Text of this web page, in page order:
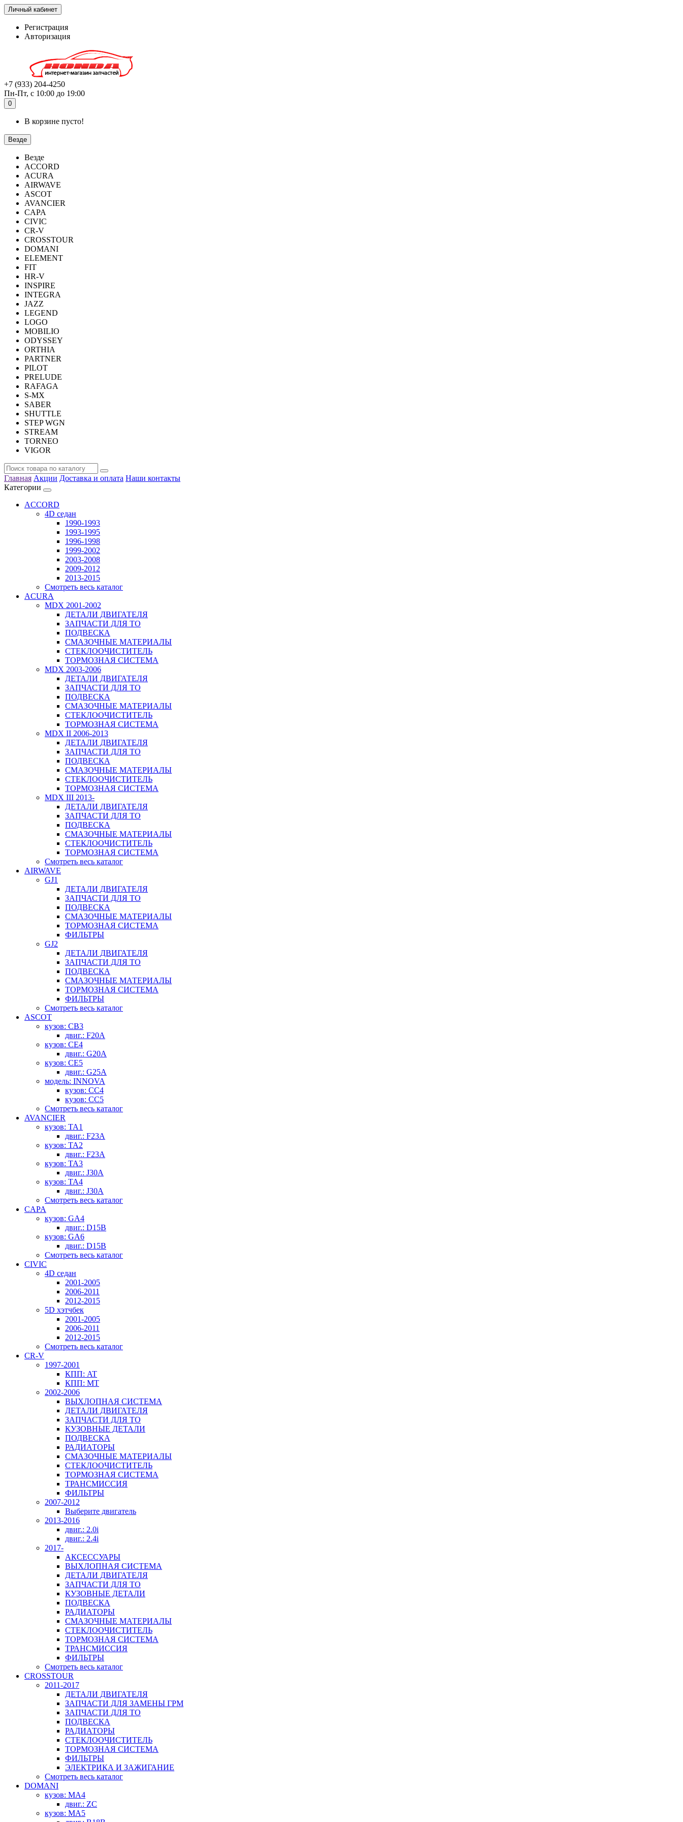
Личный кабинет
Регистрация
Авторизация
+7 (933) 204-4250
Пн-Пт, с 10:00 до 19:00
0
В корзине пусто!
Везде
Везде
ACCORD
ACURA
AIRWAVE
ASCOT
AVANCIER
CAPA
CIVIC
CR-V
CROSSTOUR
DOMANI
ELEMENT
FIT
HR-V
INSPIRE
INTEGRA
JAZZ
LEGEND
LOGO
MOBILIO
ODYSSEY
ORTHIA
PARTNER
PILOT
PRELUDE
RAFAGA
S-MX
SABER
SHUTTLE
STEP WGN
STREAM
TORNEO
VIGOR
Главная Акции Доставка и оплата Наши контакты
Категории
ACCORD
4D седан
1990-1993
1993-1995
1996-1998
1999-2002
2003-2008
2009-2012
2013-2015
Смотреть весь каталог
ACURA
MDX 2001-2002
ДЕТАЛИ ДВИГАТЕЛЯ
ЗАПЧАСТИ ДЛЯ ТО
ПОДВЕСКА
СМАЗОЧНЫЕ МАТЕРИАЛЫ
СТЕКЛООЧИСТИТЕЛЬ
ТОРМОЗНАЯ СИСТЕМА
MDX 2003-2006
ДЕТАЛИ ДВИГАТЕЛЯ
ЗАПЧАСТИ ДЛЯ ТО
ПОДВЕСКА
СМАЗОЧНЫЕ МАТЕРИАЛЫ
СТЕКЛООЧИСТИТЕЛЬ
ТОРМОЗНАЯ СИСТЕМА
MDX II 2006-2013
ДЕТАЛИ ДВИГАТЕЛЯ
ЗАПЧАСТИ ДЛЯ ТО
ПОДВЕСКА
СМАЗОЧНЫЕ МАТЕРИАЛЫ
СТЕКЛООЧИСТИТЕЛЬ
ТОРМОЗНАЯ СИСТЕМА
MDX III 2013-
ДЕТАЛИ ДВИГАТЕЛЯ
ЗАПЧАСТИ ДЛЯ ТО
ПОДВЕСКА
СМАЗОЧНЫЕ МАТЕРИАЛЫ
СТЕКЛООЧИСТИТЕЛЬ
ТОРМОЗНАЯ СИСТЕМА
Смотреть весь каталог
AIRWAVE
GJ1
ДЕТАЛИ ДВИГАТЕЛЯ
ЗАПЧАСТИ ДЛЯ ТО
ПОДВЕСКА
СМАЗОЧНЫЕ МАТЕРИАЛЫ
ТОРМОЗНАЯ СИСТЕМА
ФИЛЬТРЫ
GJ2
ДЕТАЛИ ДВИГАТЕЛЯ
ЗАПЧАСТИ ДЛЯ ТО
ПОДВЕСКА
СМАЗОЧНЫЕ МАТЕРИАЛЫ
ТОРМОЗНАЯ СИСТЕМА
ФИЛЬТРЫ
Смотреть весь каталог
ASCOT
кузов: CB3
двиг.: F20A
кузов: CE4
двиг.: G20A
кузов: CE5
двиг.: G25A
модель: INNOVA
кузов: CC4
кузов: CC5
Смотреть весь каталог
AVANCIER
кузов: TA1
двиг.: F23A
кузов: TA2
двиг.: F23A
кузов: TA3
двиг.: J30A
кузов: TA4
двиг.: J30A
Смотреть весь каталог
CAPA
кузов: GA4
двиг.: D15B
кузов: GA6
двиг.: D15B
Смотреть весь каталог
CIVIC
4D седан
2001-2005
2006-2011
2012-2015
5D хэтчбек
2001-2005
2006-2011
2012-2015
Смотреть весь каталог
CR-V
1997-2001
КПП: AT
КПП: MT
2002-2006
ВЫХЛОПНАЯ СИСТЕМА
ДЕТАЛИ ДВИГАТЕЛЯ
ЗАПЧАСТИ ДЛЯ ТО
КУЗОВНЫЕ ДЕТАЛИ
ПОДВЕСКА
РАДИАТОРЫ
СМАЗОЧНЫЕ МАТЕРИАЛЫ
СТЕКЛООЧИСТИТЕЛЬ
ТОРМОЗНАЯ СИСТЕМА
ТРАНСМИССИЯ
ФИЛЬТРЫ
2007-2012
Выберите двигатель
2013-2016
двиг.: 2.0i
двиг.: 2.4i
2017-
АКСЕССУАРЫ
ВЫХЛОПНАЯ СИСТЕМА
ДЕТАЛИ ДВИГАТЕЛЯ
ЗАПЧАСТИ ДЛЯ ТО
КУЗОВНЫЕ ДЕТАЛИ
ПОДВЕСКА
РАДИАТОРЫ
СМАЗОЧНЫЕ МАТЕРИАЛЫ
СТЕКЛООЧИСТИТЕЛЬ
ТОРМОЗНАЯ СИСТЕМА
ТРАНСМИССИЯ
ФИЛЬТРЫ
Смотреть весь каталог
CROSSTOUR
2011-2017
ДЕТАЛИ ДВИГАТЕЛЯ
ЗАПЧАСТИ ДЛЯ ЗАМЕНЫ ГРМ
ЗАПЧАСТИ ДЛЯ ТО
ПОДВЕСКА
РАДИАТОРЫ
СТЕКЛООЧИСТИТЕЛЬ
ТОРМОЗНАЯ СИСТЕМА
ФИЛЬТРЫ
ЭЛЕКТРИКА И ЗАЖИГАНИЕ
Смотреть весь каталог
DOMANI
кузов: MA4
двиг.: ZC
кузов: MA5